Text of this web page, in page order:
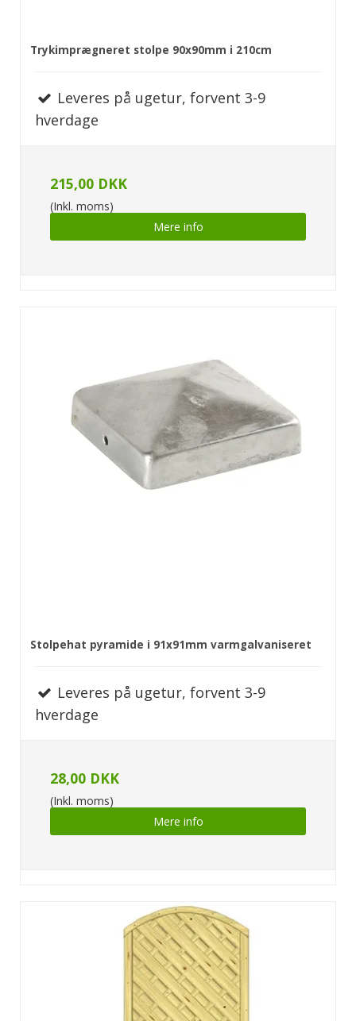
Trykimprægneret stolpe 90x90mm i 210cm
Leveres på ugetur, forvent 3-9
hverdage
215,00 DKK
(Inkl. moms)
Mere info
Stolpehat pyramide i 91x91mm varmgalvaniseret
Leveres på ugetur, forvent 3-9
hverdage
28,00 DKK
(Inkl. moms)
Mere info